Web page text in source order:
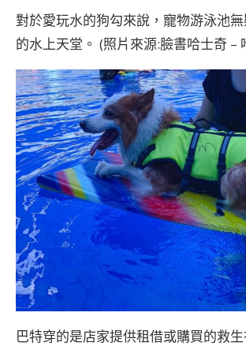
對於愛玩水的狗勾來說，寵物游泳池
的水上天堂。 (照片來源:臉書哈士奇 –
巴特穿的是店家提供租借或購買的救生